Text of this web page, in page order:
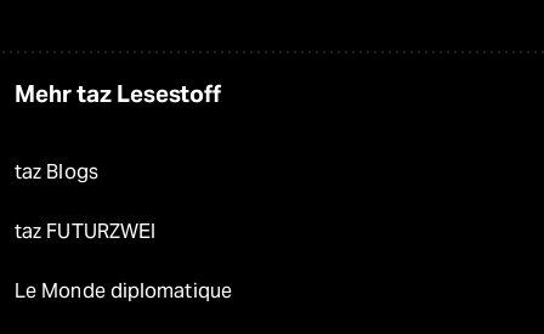
Mehr taz Lesestoff
taz Blogs
taz FUTURZWEI
Le Monde diplomatique